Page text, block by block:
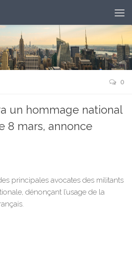
0
un hommage national
8 mars, annonce
principales avocates des militants
dénonçant l’usage de la